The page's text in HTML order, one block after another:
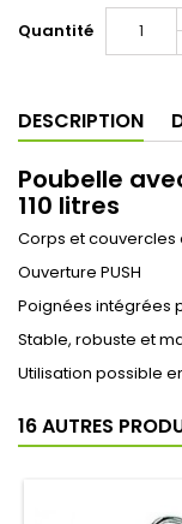
Quantité
DESCRIPTION
Poubelle
110 litres
Corps et
Ouverture PUSH
Poignées intégrées
Stable, robuste et
Utilisation possible
16 AUTRES